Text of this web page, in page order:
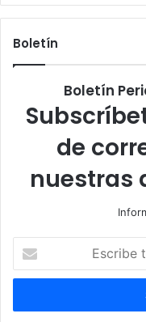
Boletín
Boletín
de
nuestras
correo